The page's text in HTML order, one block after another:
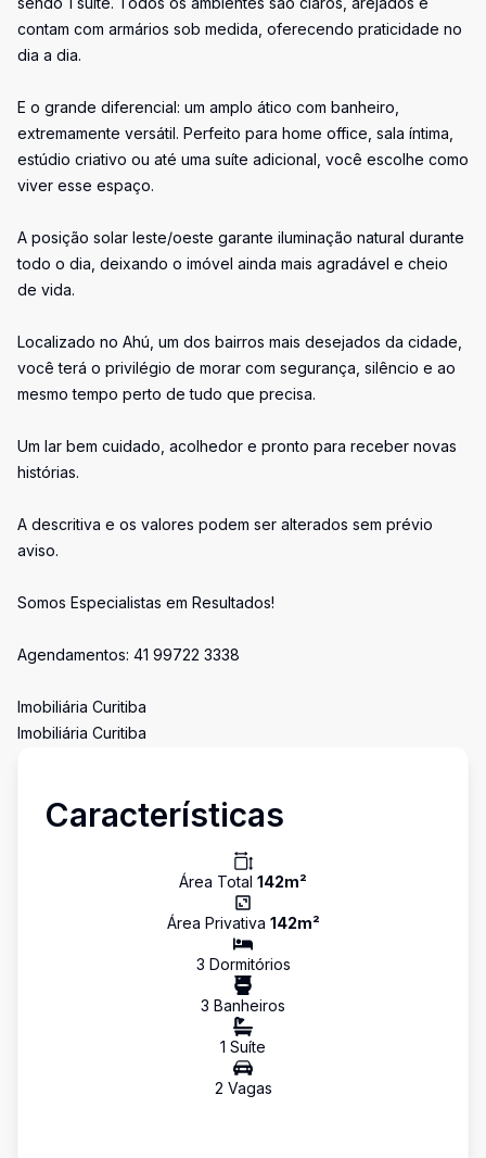
contam com armários sob medida, oferecendo praticidade no
dia a dia.
E o grande diferencial: um amplo ático com banheiro,
extremamente versátil. Perfeito para home office, sala íntima,
estúdio criativo ou até uma suíte adicional, você escolhe como
viver esse espaço.
A posição solar leste/oeste garante iluminação natural durante
todo o dia, deixando o imóvel ainda mais agradável e cheio
de vida.
Localizado no Ahú, um dos bairros mais desejados da cidade,
você terá o privilégio de morar com segurança, silêncio e ao
mesmo tempo perto de tudo que precisa.
Um lar bem cuidado, acolhedor e pronto para receber novas
histórias.
A descritiva e os valores podem ser alterados sem prévio
aviso.
Somos Especialistas em Resultados!
Agendamentos: 41 99722 3338
Imobiliária Curitiba
Imobiliária Curitiba
Características
Área Total 142m²
Área Privativa 142m²
3 Dormitórios
3 Banheiros
1 Suíte
2 Vagas